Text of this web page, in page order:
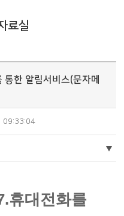
료실
한 알림서비스(문자메
09:33:04
휴대전화를